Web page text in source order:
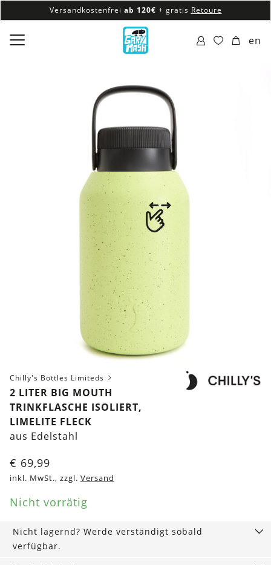
Versandkostenfrei ab 120€ + gratis Retoure
100% veganes & fair produziertes Sortiment
Versandkostenfrei ab 120€
en
Chilly's Bottles Limiteds
2 LITER BIG MOUTH
TRINKFLASCHE ISOLIERT,
LIMELITE FLECK
aus Edelstahl
€ 69,99
inkl. MwSt., zzgl. Versand
Nicht vorrätig
Nicht lagernd? Werde verständigt sobald
verfügbar.